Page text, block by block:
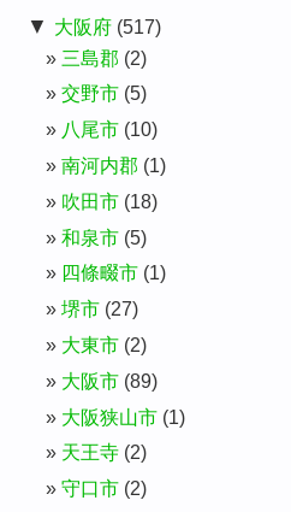
▼ 大阪府 (517)
三島郡 (2)
交野市 (5)
八尾市 (10)
南河内郡 (1)
吹田市 (18)
和泉市 (5)
四條畷市 (1)
堺市 (27)
大東市 (2)
大阪市 (89)
大阪狭山市 (1)
天王寺 (2)
守口市 (2)